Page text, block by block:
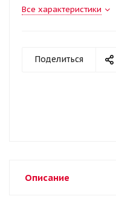
Все характеристики
Поделиться
Описание